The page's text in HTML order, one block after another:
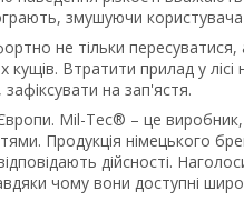
змушуючи користувача
не тільки пересуватися,
кущів. Втратити прилад у
на зап'ястя.
Mil-Tec® – це
Продукція німецького
дійсності.
чому вони доступні